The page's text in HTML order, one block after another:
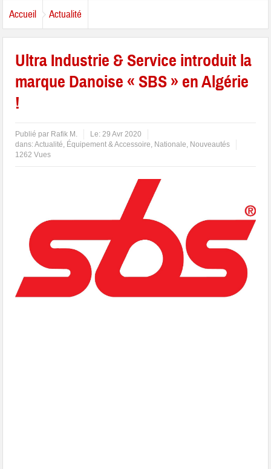
Accueil Actualité
Ultra Industrie & Service introduit la
marque Danoise « SBS » en Algérie
!
Publié par Rafik M. Le:29 Avr 2020
dans:Actualité, Équipement & Accessoire, Nationale, Nouveautés
1262 Vues